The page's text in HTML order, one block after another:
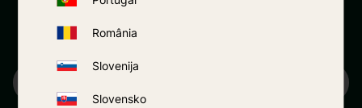
România
Slovenija
Slovensko